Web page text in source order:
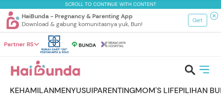
SCROLL TO CONTINUE WITH CONTENT
HaiBunda - Pregnancy & Parenting App
Download & gabung komunitasnya yuk, Bun!
Get
Partner RS
KEHAMILANMENYUSUIPARENTINGMOM'S LIFEPILIHAN